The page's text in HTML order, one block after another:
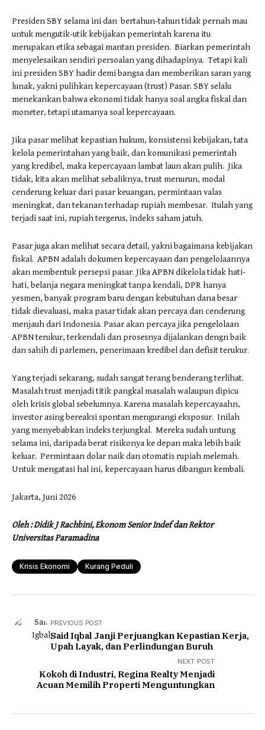
Presiden SBY selama ini dan bertahun-tahun tidak pernah mau
untuk mengutik-utik kebijakan pemerintah karena itu
merupakan etika sebagai mantan presiden. Biarkan pemerintah
menyelesaikan sendiri persoalan yang dihadapinya. Tetapi kali
ini presiden SBY hadir demi bangsa dan memberikan saran yang
lunak, yakni pulihkan kepercayaan (trust) Pasar. SBY selalu
menekankan bahwa ekonomi tidak hanya soal angka fiskal dan
moneter, tetapi utamanya soal kepercayaan.
Jika pasar melihat kepastian hukum, konsistensi kebijakan, tata
kelola pemerintahan yang baik, dan komunikasi pemerintah
yang kredibel, maka kepercayaan lambat laun akan pulih. Jika
tidak, kita akan melihat sebaliknya, trust menurun, modal
cenderung keluar dari pasar keuangan, permintaan valas
meningkat, dan tekanan terhadap rupiah membesar. Itulah yang
terjadi saat ini, rupiah tergerus, indeks saham jatuh.
Pasar juga akan melihat secara detail, yakni bagaimana kebijakan
fiskal. APBN adalah dokumen kepercayaan dan pengelolaannya
akan membentuk persepsi pasar. Jika APBN dikelola tidak hati-
hati, belanja negara meningkat tanpa kendali, DPR hanya
yesmen, banyak program baru dengan kebutuhan dana besar
tidak dievaluasi, maka pasar tidak akan percaya dan cenderung
menjauh dari Indonesia. Pasar akan percaya jika pengelolaan
APBN terukur, terkendali dan prosesnya dijalankan dengn baik
dan sahih di parlemen, penerimaan kredibel dan defisit terukur.
Yang terjadi sekarang, sudah sangat terang benderang terlihat.
Masalah trust menjadi titik pangkal masalah walaupun dipicu
oleh krisis global sebelumnya. Karena masalah kepercayaahn,
investor asing bereaksi spontan mengurangi eksposur. Inilah
yang menyebabkan indeks terjungkal. Mereka sudah untung
selama ini, daripada berat risikonya ke depan maka lebih baik
keluar. Permintaan dolar naik dan otomatis rupiah melemah.
Untuk mengatasi hal ini, kepercayaan harus dibangun kembali.
Jakarta, Juni 2026
Oleh : Didik J Rachbini, Ekonom Senior Indef dan Rektor
Universitas Paramadina
Krisis Ekonomi Kurang Peduli
PREVIOUS POST
Said Iqbal Janji Perjuangkan Kepastian Kerja,
Upah Layak, dan Perlindungan Buruh
NEXT POST
Kokoh di Industri, Regina Realty Menjadi
Acuan Memilih Properti Menguntungkan